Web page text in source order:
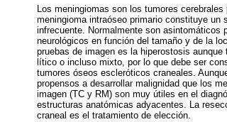
Los meningiomas son los tumores
meningioma intraóseo primario constituye un
infrecuente. Normalmente son asintomáticos
neurológicos en función del tamaño y de la
pruebas de imagen es la hiperostosis
lítico o incluso mixto, por lo que debe ser
tumores óseos escleróticos craneales.
propensos a desarrollar malignidad que los
imagen (TC y RM) son muy útiles en el
estructuras anatómicas adyacentes. La
craneal es el tratamiento de elección.